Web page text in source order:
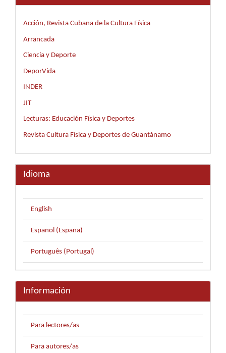
Acción, Revista Cubana de la Cultura Física
Arrancada
Ciencia y Deporte
DeporVida
INDER
JIT
Lecturas: Educación Física y Deportes
Revista Cultura Física y Deportes de Guantánamo
Idioma
English
Español (España)
Português (Portugal)
Información
Para lectores/as
Para autores/as